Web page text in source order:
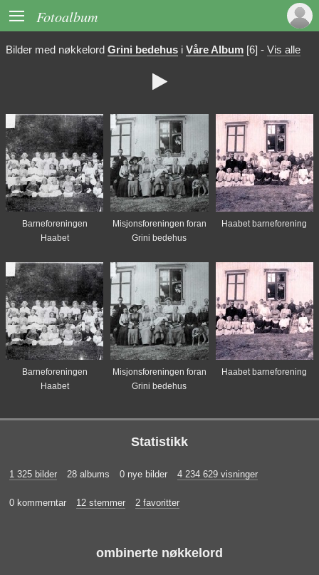
 Fotoalbum
Bilder med nøkkelord Grini bedehus i Våre Album [6] - Vis alle

Barneforeningen
Haabet
Misjonsforeningen foran
Grini bedehus
Haabet barneforening
Barneforeningen
Haabet
Misjonsforeningen foran
Grini bedehus
Haabet barneforening
Statistikk
1 325 bilder 28 albums 0 nye bilder 4 234 629 visninger
0 kommerntar 12 stemmer 2 favoritter
ombinerte nøkkelord